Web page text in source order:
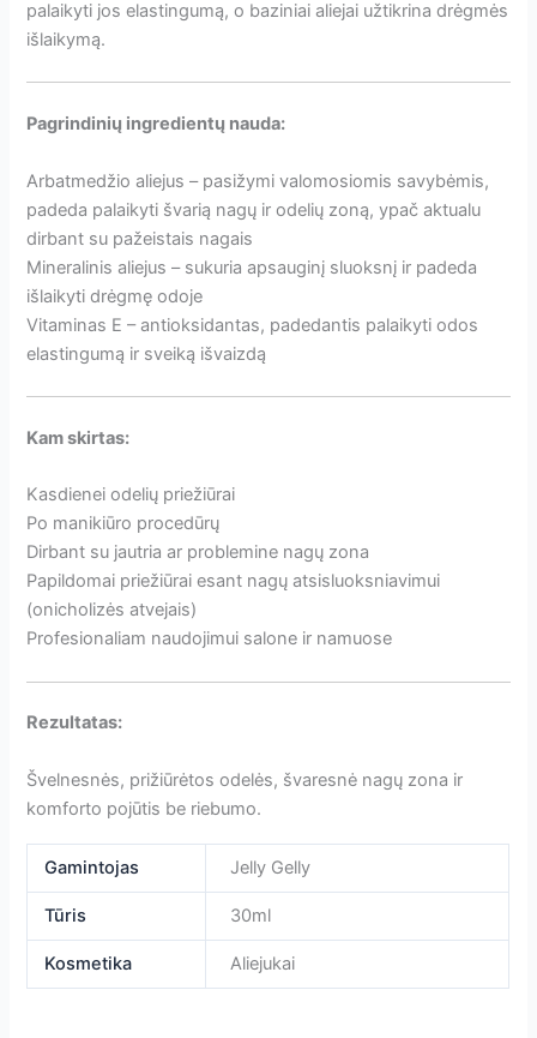
palaikyti jos elastingumą, o baziniai aliejai užtikrina drėgmės
išlaikymą.
Pagrindinių ingredientų nauda:
Arbatmedžio aliejus – pasižymi valomosiomis savybėmis,
padeda palaikyti švarią nagų ir odelių zoną, ypač aktualu
dirbant su pažeistais nagais
Mineralinis aliejus – sukuria apsauginį sluoksnį ir padeda
išlaikyti drėgmę odoje
Vitaminas E – antioksidantas, padedantis palaikyti odos
elastingumą ir sveiką išvaizdą
Kam skirtas:
Kasdienei odelių priežiūrai
Po manikiūro procedūrų
Dirbant su jautria ar problemine nagų zona
Papildomai priežiūrai esant nagų atsisluoksniavimui
(onicholizės atvejais)
Profesionaliam naudojimui salone ir namuose
Rezultatas:
Švelnesnės, prižiūrėtos odelės, švaresnė nagų zona ir
komforto pojūtis be riebumo.
Gamintojas Jelly Gelly
Tūris 30ml
Kosmetika Aliejukai